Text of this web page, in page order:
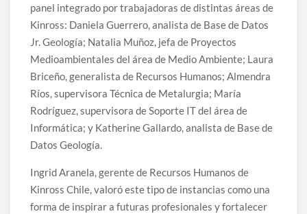
panel integrado por trabajadoras de distintas áreas de
Kinross: Daniela Guerrero, analista de Base de Datos
Jr. Geología; Natalia Muñoz, jefa de Proyectos
Medioambientales del área de Medio Ambiente; Laura
Briceño, generalista de Recursos Humanos; Almendra
Ríos, supervisora Técnica de Metalurgia; María
Rodríguez, supervisora de Soporte IT del área de
Informática; y Katherine Gallardo, analista de Base de
Datos Geología.
Ingrid Aranela, gerente de Recursos Humanos de
Kinross Chile, valoró este tipo de instancias como una
forma de inspirar a futuras profesionales y fortalecer